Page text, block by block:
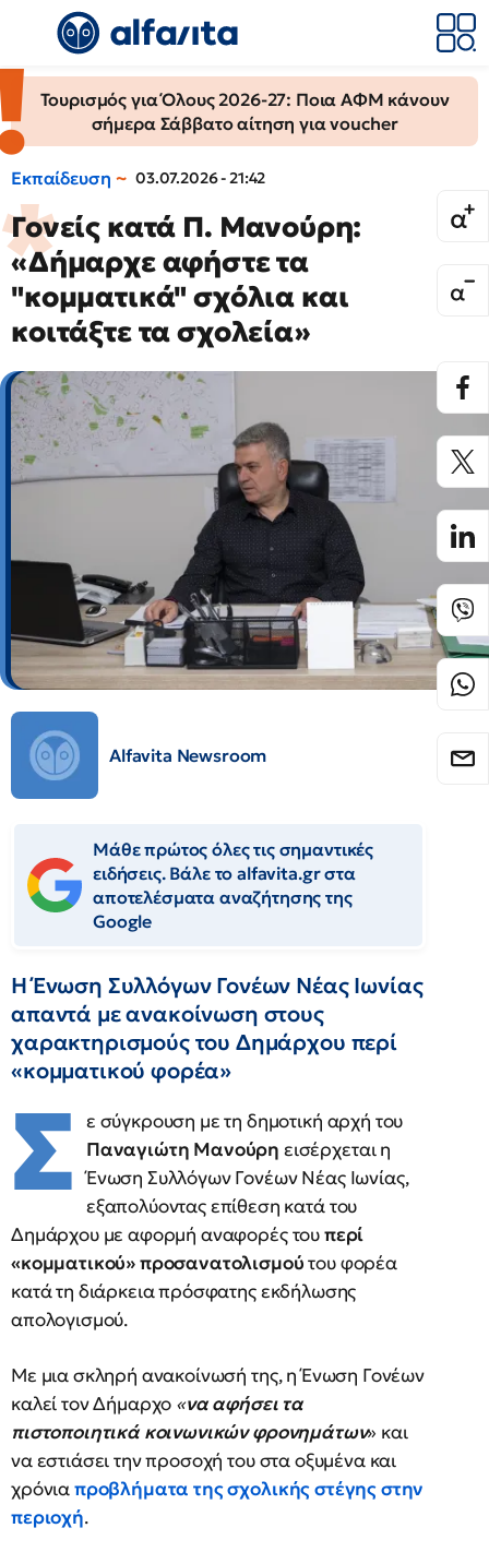
Τουρισμός για Όλους 2026-27: Ποια ΑΦΜ κάνουν
σήμερα Σάββατο αίτηση για voucher
Εκπαίδευση 03.07.2026 - 21:42
Γονείς κατά Π. Μανούρη:
«Δήμαρχε αφήστε τα
"κομματικά" σχόλια και
κοιτάξτε τα σχολεία»
Alfavita Newsroom
Μάθε πρώτος όλες τις σημαντικές
ειδήσεις. Βάλε το alfavita.gr στα
αποτελέσματα αναζήτησης της
Google
Η Ένωση Συλλόγων Γονέων Νέας Ιωνίας
απαντά με ανακοίνωση στους
χαρακτηρισμούς του Δημάρχου περί
«κομματικού φορέα»
Σ ε σύγκρουση με τη δημοτική αρχή του
Παναγιώτη Μανούρη εισέρχεται η
Ένωση Συλλόγων Γονέων Νέας Ιωνίας,
εξαπολύοντας επίθεση κατά του
Δημάρχου με αφορμή αναφορές τουπερί
«κομματικού» προσανατολισμούτου φορέα
κατά τη διάρκεια πρόσφατης εκδήλωσης
απολογισμού.
Με μια σκληρή ανακοίνωσή της, η Ένωση Γονέων
καλεί τον Δήμαρχο «να αφήσει τα
πιστοποιητικά κοινωνικών φρονημάτων» και
να εστιάσει την προσοχή του στα οξυμένα και
χρόνιαπροβλήματα της σχολικής στέγης στην
περιοχή.